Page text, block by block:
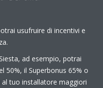
usufruire di incentivi e
ad esempio, potrai
50%, il Superbonus 65% o
tuo installatore maggiori